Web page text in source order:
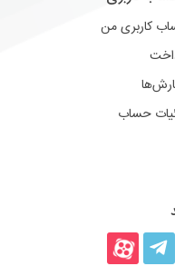
کاربری من
حساب
تلگرام آپارات